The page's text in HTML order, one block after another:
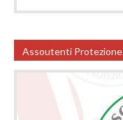
Assoutenti Protezione